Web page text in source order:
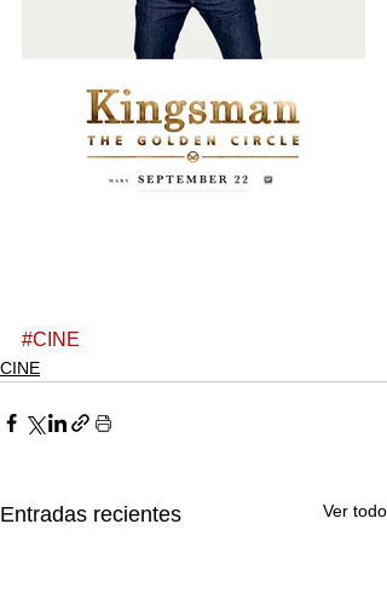
#CINE
CINE
Entradas recientes Ver todo